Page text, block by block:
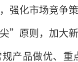
强化市场竞争
”原则，加大
产品做优、